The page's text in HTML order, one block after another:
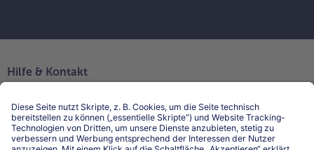
Hilfe & Kontakt
Kontakt
FAQ